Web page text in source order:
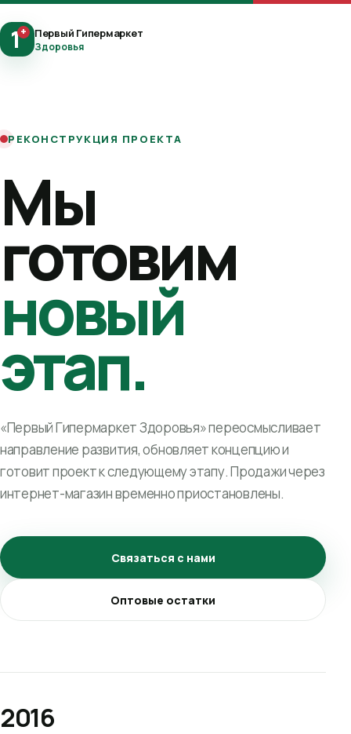
1+ Первый Гипермаркет
Здоровья
РЕКОНСТРУКЦИЯ ПРОЕКТА
Мы
готовим
новый
этап.
«Первый Гипермаркет Здоровья» переосмысливает
направление развития, обновляет концепцию и
готовит проект к следующему этапу. Продажи через
интернет-магазин временно приостановлены.
Связаться с нами
Оптовые остатки
2016